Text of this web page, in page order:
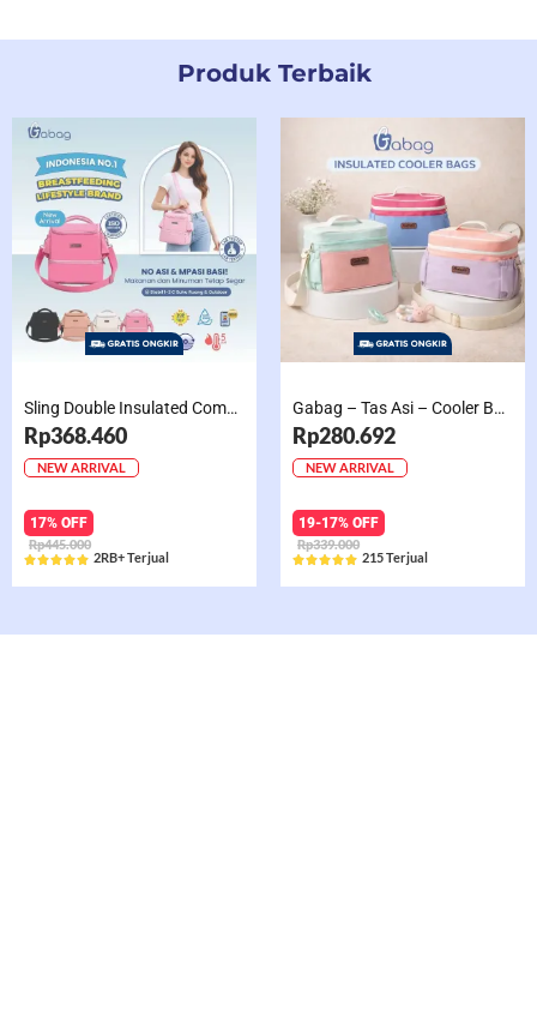
Produk Terbaik
Sling Double Insulated Compartment Cappucino Black, Creamy, Salem, Chocolate
Rp368.460
NEW ARRIVAL
17% OFF
Rp445.000
Rated
2RB+ Terjual
Gabag – Tas Asi – Cooler Bag Sling Single Compartment Mint Grape Bubble
Rp280.692
NEW ARRIVAL
19-17% OFF
Rp339.000
Rated
215 Terjual